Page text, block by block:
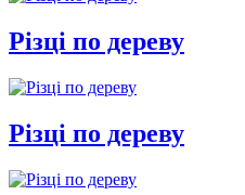
Різці по дереву
Різці по дереву